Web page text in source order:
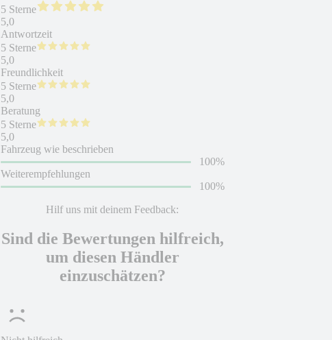
5 Sterne
5,0
Antwortzeit
5 Sterne
5,0
Freundlichkeit
5 Sterne
5,0
Beratung
5 Sterne
5,0
Fahrzeug wie beschrieben
100%
Weiterempfehlungen
100%
Hilf uns mit deinem Feedback:
Sind die Bewertungen hilfreich,
um diesen Händler
einzuschätzen?